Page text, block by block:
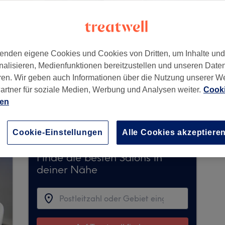
nimmt derzeit keine Buchungen über
Salons in Ihrer Nähe zu finden.
Finde die besten Salons in
deiner Nähe
eigene Cookies und Cookies von Dritten, um Inhalte
Medienfunktionen bereitzustellen und unseren
Wir geben auch Informationen über die Nutzung unserer
für soziale Medien, Werbung und Analysen weiter.
Cookie-Einstellungen Alle Cookies